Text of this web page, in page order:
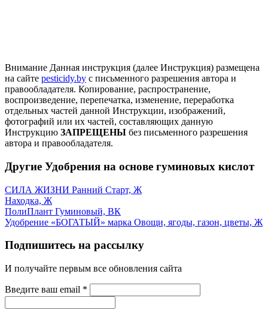
Внимание Данная инструкция (далее Инструкция) размещена
на сайте pesticidy.by с письменного разрешения автора и
правообладателя. Копирование, распространение,
воспроизведение, перепечатка, изменение, переработка
отдельных частей данной Инструкции, изображений,
фотографий или их частей, составляющих данную
Инструкцию ЗАПРЕЩЕНЫ без письменного разрешения
автора и правообладателя.
Другие Удобрения на основе гуминовых кислот
СИЛА ЖИЗНИ Ранний Старт, Ж
Находка, Ж
ПолиПлант Гуминовый, ВК
Удобрение «БОГАТЫЙ» марка Овощи, ягоды, газон, цветы, Ж
Подпишитесь на рассылку
И получайте первым все обновления сайта
Введите ваш email *